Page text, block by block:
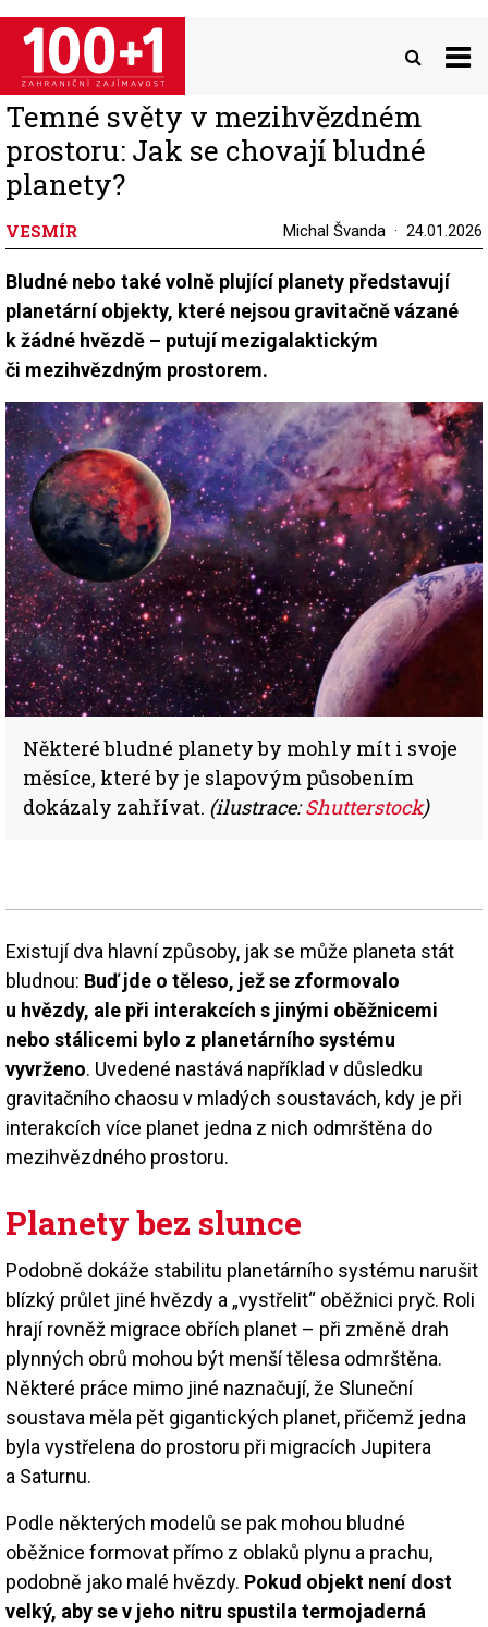
Přejít
hlavnímu
obsahu
Temné světy v mezihvězdném
prostoru: Jak se chovají bludné
planety?
VESMÍR Michal Švanda 24.01.2026
Bludné nebo také volně plující planety představují
planetární objekty, které nejsou gravitačně vázané
k žádné hvězdě – putují mezigalaktickým
či mezihvězdným prostorem.
Některé bludné planety by mohly mít i svoje
měsíce, které by je slapovým působením
dokázaly zahřívat. (ilustrace:Shutterstock)
Existují dva hlavní způsoby, jak se může planeta stát
bludnou: Buď jde o těleso, jež se zformovalo
u hvězdy, ale při interakcích s jinými oběžnicemi
nebo stálicemi bylo z planetárního systému
vyvrženo. Uvedené nastává například v důsledku
gravitačního chaosu v mladých soustavách, kdy je při
interakcích více planet jedna z nich odmrštěna do
mezihvězdného prostoru.
Planety bez slunce
Podobně dokáže stabilitu planetárního systému narušit
blízký průlet jiné hvězdy a „vystřelit“ oběžnici pryč. Roli
hrají rovněž migrace obřích planet – při změně drah
plynných obrů mohou být menší tělesa odmrštěna.
Některé práce mimo jiné naznačují, že Sluneční
soustava měla pět gigantických planet, přičemž jedna
byla vystřelena do prostoru při migracích Jupitera
a Saturnu.
Podle některých modelů se pak mohou bludné
oběžnice formovat přímo z oblaků plynu a prachu,
podobně jako malé hvězdy. Pokud objekt není dost
velký, aby se v jeho nitru spustila termojaderná